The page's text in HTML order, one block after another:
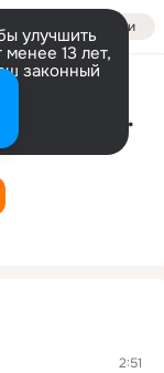
Войти
улучшить
13 лет,
законный
57. Дискотека авария - Пей пиво @ ГОП FM
2:51